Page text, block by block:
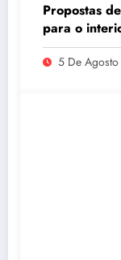
Propostas
para o
de governo
5 De